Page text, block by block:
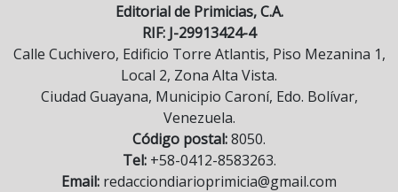
Editorial de Primicias, C.A.
RIF: J-29913424-4
Calle Cuchivero, Edificio Torre Atlantis, Piso Mezanina 1,
Local 2, Zona Alta Vista.
Ciudad Guayana, Municipio Caroní, Edo. Bolívar,
Venezuela.
Código postal:8050.
Tel:+58-0412-8583263.
Email: redacciondiarioprimicia@gmail.com